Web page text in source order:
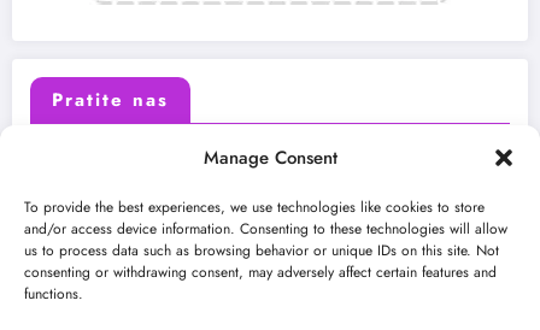
Manage Consent
To provide the best experiences, we use technologies like cookies to store
and/or access device information. Consenting to these technologies will allow
us to process data such as browsing behavior or unique IDs on this site. Not
consenting or withdrawing consent, may adversely affect certain features and
functions.
Pratite nas
Instagram Youtube